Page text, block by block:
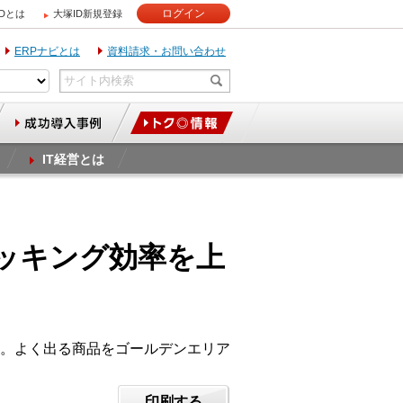
とは 大塚ID新規登録 ログイン
ERPナビとは 資料請求・お問い合わせ
IT経営とは
キング効率を上
よく出る商品をゴールデンエリア